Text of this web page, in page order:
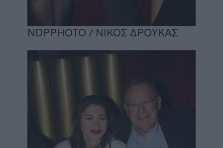
NDPPHOTO / ΝΙΚΟΣ ΔΡΟΥΚΑΣ